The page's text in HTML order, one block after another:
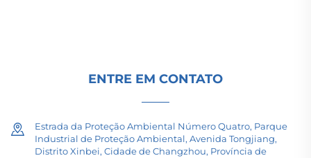
ENTRE EM CONTATO
Estrada da Proteção Ambiental Número Quatro, Parque
Industrial de Proteção Ambiental, Avenida Tongjiang,
Distrito Xinbei, Cidade de Changzhou, Província de